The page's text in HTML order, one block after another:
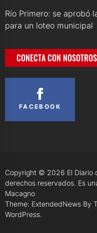
Río Primero: se aprobó
para un loteo municipal
CONECTA CON
FACEBOOK
Copyright © 2026 El Diario
derechos reservados. Es
Macagno
Theme: ExtendedNews By
WordPress.